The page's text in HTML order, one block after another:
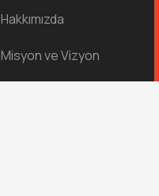
Hakkımızda
Misyon ve Vizyon